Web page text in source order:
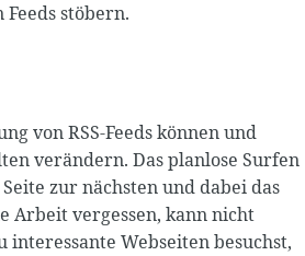
stöbern.
von RSS-Feeds können und
verändern. Das planlose Surfen
zur nächsten und dabei das
Arbeit vergessen, kann nicht
interessante Webseiten besuchst,